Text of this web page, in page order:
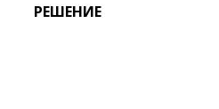
РЕШЕНИЕ
2023 года